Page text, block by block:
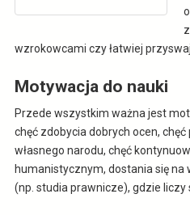
wzrokowcami czy łatwiej
Motywacja do nauki
Przede wszystkim ważna jest
chęć zdobycia dobrych ocen,
własnego narodu, chęć
humanistycznym, dostania się
(np. studia prawnicze), gdzie liczy